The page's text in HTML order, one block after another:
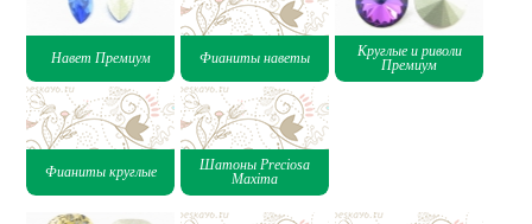
Фотофорум
О магазине
Навет Премиум Фианиты наветы
Круглые и риволи
Премиум
Фианиты круглые
Шатоны Preciosa
Maxima